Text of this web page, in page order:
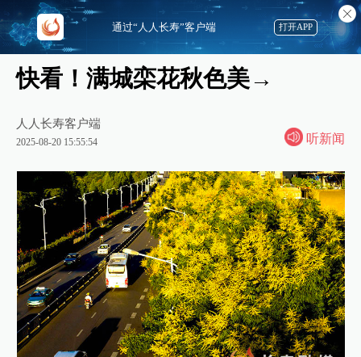
快看！满城栾花秋色美→
人人长寿客户端
2025-08-20 15:55:54 听新闻
通过“人人长寿”客户端 打开APP